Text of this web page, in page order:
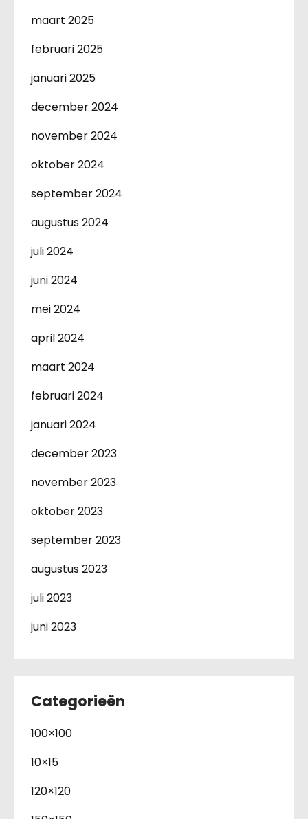
maart 2025
februari 2025
januari 2025
december 2024
november 2024
oktober 2024
september 2024
augustus 2024
juli 2024
juni 2024
mei 2024
april 2024
maart 2024
februari 2024
januari 2024
december 2023
november 2023
oktober 2023
september 2023
augustus 2023
juli 2023
juni 2023
Categorieën
100×100
10×15
120×120